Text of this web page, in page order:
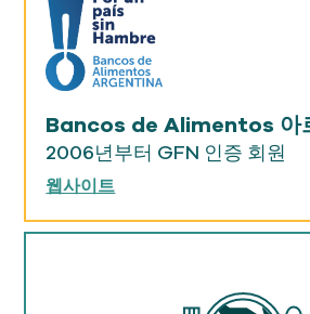
Bancos de Alimentos 아
2006년부터 GFN 인증 회원
웹사이트